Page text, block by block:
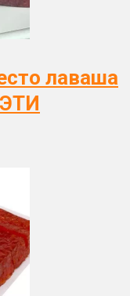
лаваша